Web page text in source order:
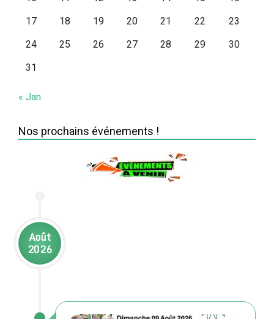
17
18 19 20 21 22
23
24
25 26 27 28 29
30
31
« Jan
Nos prochains événements !
Août
2026